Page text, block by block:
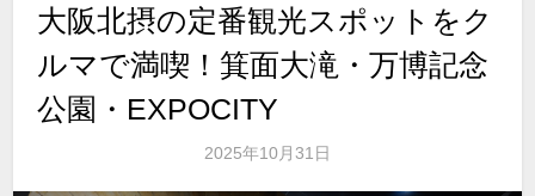
大阪北摂の定番観光スポットをク
ルマで満喫！箕面大滝・万博記念
公園・EXPOCITY
2025年10月31日